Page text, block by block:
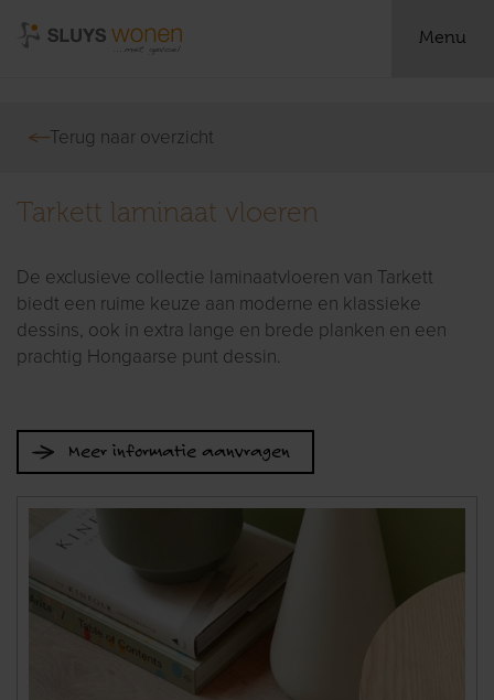
Menu
Terug naar overzicht
Tarkett laminaat vloeren
De exclusieve collectie laminaatvloeren van Tarkett
biedt een ruime keuze aan moderne en klassieke
dessins, ook in extra lange en brede planken en een
prachtig Hongaarse punt dessin.
Meer informatie aanvragen